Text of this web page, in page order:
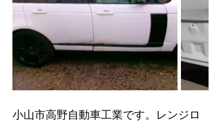
小山市高野自動車工業です。レンジロ